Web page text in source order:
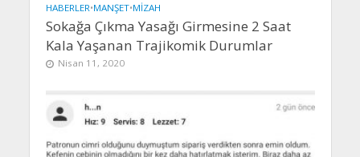
HABERLER•MANŞET•MIZAH
Sokağa Çıkma Yasağı Girmesine 2 Saat
Kala Yaşanan Trajikomik Durumlar
Nisan 11, 2020